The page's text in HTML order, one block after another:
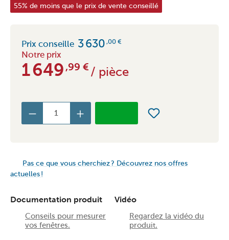
55% de moins que le prix de vente conseillé
Notre prix
1 649 ,99 €/ pièce
Prix conseille 3 630 ,00€
Pas ce que vous cherchiez ? Découvrez nos offres
actuelles !
Documentation produit
Conseils pour mesurer
vos fenêtres.
Vidéo
Regardez la vidéo du
produit.